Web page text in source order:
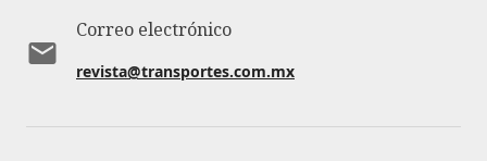
Correo electrónico
revista@transportes.com.mx